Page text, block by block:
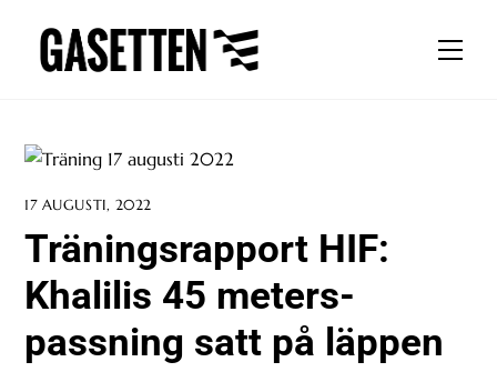
content
17 AUGUSTI, 2022
Träningsrapport HIF:
Khalilis 45 meters-
passning satt på läppen